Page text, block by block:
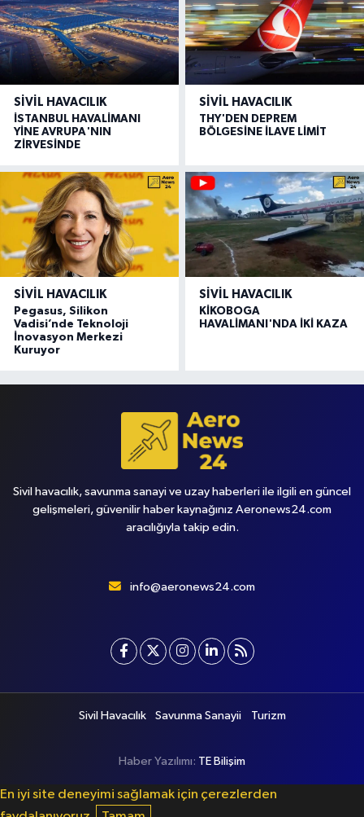
SIVIL HAVACILIK
İSTANBUL HAVALİMANI
YİNE AVRUPA'NIN
ZİRVESİNDE
SIVIL HAVACILIK
THY'DEN DEPREM
BÖLGESİNE İLAVE LİMİT
SIVIL HAVACILIK
Pegasus, Silikon
Vadisi’nde Teknoloji
İnovasyon Merkezi
Kuruyor
SIVIL HAVACILIK
KİKOBOGA
HAVALİMANI'NDA İKİ KAZA
Sivil havacılık, savunma sanayi ve uzay haberleri ile ilgili en güncel
gelişmeleri, güvenilir haber kaynağınız Aeronews24.com
aracılığıyla takip edin.
info@aeronews24.com
Sivil Havacılık Savunma Sanayii Turizm
Haber Yazılımı: TE Bilişim
En iyi site deneyimi sağlamak için çerezlerden